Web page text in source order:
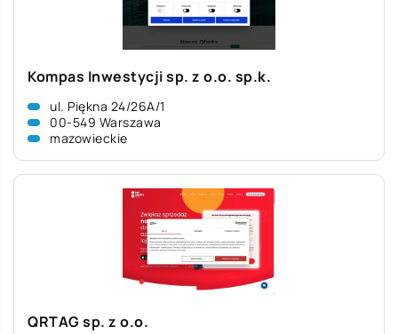
Kompas Inwestycji sp. z o.o. sp.k.
ul. Piękna 24/26A/1
00-549 Warszawa
mazowieckie
QRTAG sp. z o.o.